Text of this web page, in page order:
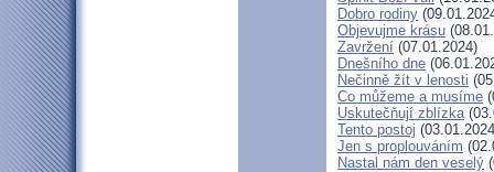
Dobro rodiny
Objevujme krásu
Zavržení (07.01.2024)
Dnešního dne
Nečinně žít v lenosti
Co můžeme a musíme
Uskutečňují zblízka
Tento postoj
Jen s proplouváním
Nastal nám den veselý